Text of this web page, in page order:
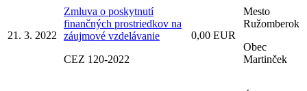
21. 3. 2022
Zmluva o poskytnutí
finančných prostriedkov na
záujmové vzdelávanie
CEZ 120-2022
0,00 EUR
Mesto
Ružomberok
Obec
Martinček